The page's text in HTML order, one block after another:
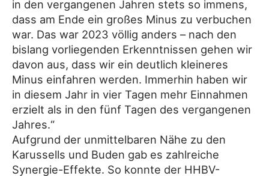
in den vergangenen Jahren stets so immens,
dass am Ende ein großes Minus zu verbuchen
war. Das war 2023 völlig anders – nach den
bislang vorliegenden Erkenntnissen gehen wir
davon aus, dass wir ein deutlich kleineres
Minus einfahren werden. Immerhin haben wir
in diesem Jahr in vier Tagen mehr Einnahmen
erzielt als in den fünf Tagen des vergangenen
Jahres.“
Aufgrund der unmittelbaren Nähe zu den
Karussells und Buden gab es zahlreiche
Synergie-Effekte. So konnte der HHBV-